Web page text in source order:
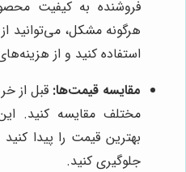
فروشنده به کیفیت
هرگونه مشکل، می‌توانید
استفاده کنید و از
مقایسه قیمت‌ها: قبل از
مختلف مقایسه کنید.
بهترین قیمت را پیدا
جلوگیری کنید.